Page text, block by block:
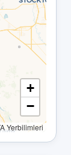
+
−
Yerbilimleri